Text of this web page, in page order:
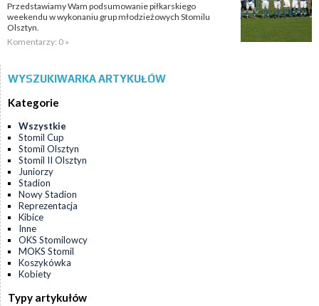
Przedstawiamy Wam podsumowanie piłkarskiego
weekendu w wykonaniu grup młodzieżowych Stomilu
Olsztyn.
Komentarzy: 0 »
WYSZUKIWARKA ARTYKUŁÓW
Kategorie
Wszystkie
Stomil Cup
Stomil Olsztyn
Stomil II Olsztyn
Juniorzy
Stadion
Nowy Stadion
Reprezentacja
Kibice
Inne
OKS Stomilowcy
MOKS Stomil
Koszykówka
Kobiety
Typy artykułów